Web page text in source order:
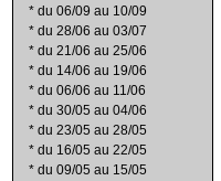
* du 06/09 au 10/09
* du 28/06 au 03/07
* du 21/06 au 25/06
* du 14/06 au 19/06
* du 06/06 au 11/06
* du 30/05 au 04/06
* du 23/05 au 28/05
* du 16/05 au 22/05
* du 09/05 au 15/05